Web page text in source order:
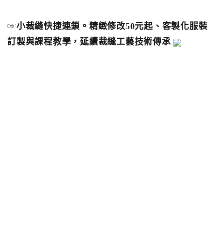
☞小裁縫快捷連鎖。精緻修改50元起、客製化服裝
訂製與課程教學，延續裁縫工藝技術傳承